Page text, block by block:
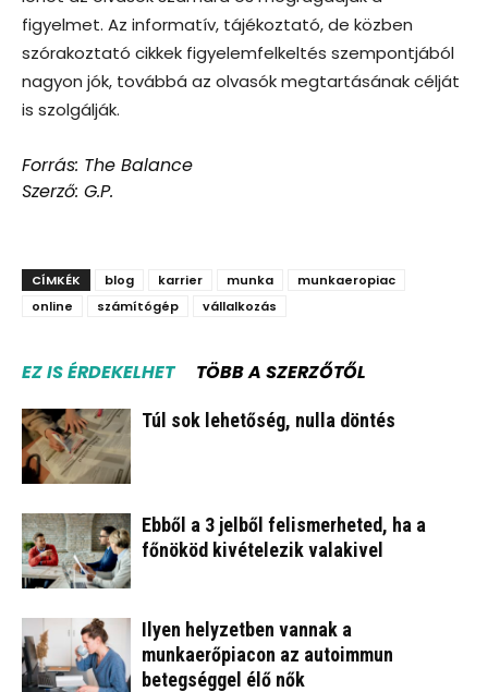
figyelmet. Az informatív, tájékoztató, de közben
szórakoztató cikkek figyelemfelkeltés szempontjából
nagyon jók, továbbá az olvasók megtartásának célját
is szolgálják.
Forrás: The Balance
Szerző: G.P.
CÍMKÉK blog karrier munka
munkaeropiac
online
számítógép vállalkozás
EZ IS ÉRDEKELHET TÖBB A SZERZŐTŐL
Túl sok lehetőség, nulla döntés
Ebből a 3 jelből felismerheted, ha a
főnököd kivételezik valakivel
Ilyen helyzetben vannak a
munkaerőpiacon az autoimmun
betegséggel élő nők